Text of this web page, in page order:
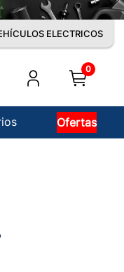
ELECTRICOS
0
Ofertas